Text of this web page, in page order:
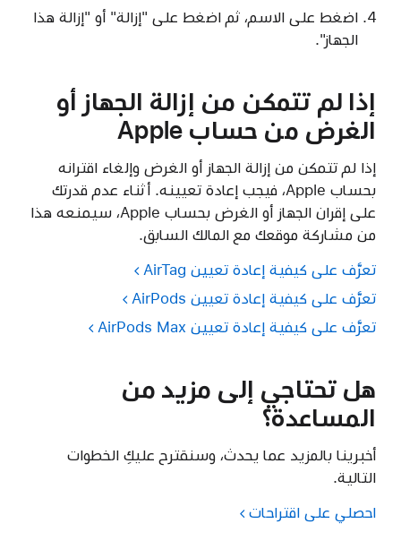
اضغط على الاسم، ثم اضغط على "إزالة" أو "إزالة هذا
الجهاز".
إذا لم تتمكن من إزالة الجهاز أو
الغرض من حساب Apple
إذا لم تتمكن من إزالة الجهاز أو الغرض وإلغاء اقترانه
بحساب Apple، فيجب إعادة تعيينه. أثناء عدم قدرتك
على إقران الجهاز أو الغرض بحساب Apple، سيمنعه هذا
من مشاركة موقعك مع المالك السابق.
تعرَّف على كيفية إعادة تعيين AirTag
تعرَّف على كيفية إعادة تعيين AirPods
تعرَّف على كيفية إعادة تعيين AirPods Max
هل تحتاجي إلى مزيد من
المساعدة؟
أخبرينا بالمزيد عما يحدث، وسنقترح عليكِ الخطوات
التالية.
احصلي على اقتراحات